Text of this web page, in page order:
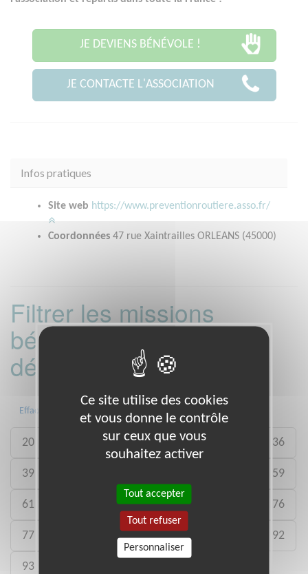
JE DEVIENS BÉNÉVOLE !
JE CONTACTE L'ASSOCIATION
Infos pratiques
Site web https://www.preventionroutiere.asso.fr/
Coordonnées 47 rue Xaintrailles ORLEANS (45000)
Filtrer les missions
bénévoles par
département :
Effacer Toute la France 13
20 22 25 27 28 36
39 59
61 69 70 76
77 85 89 92
93
Ce site utilise des cookies
et vous donne le contrôle
sur ceux que vous
souhaitez activer
Tout accepter
Tout refuser
Personnaliser